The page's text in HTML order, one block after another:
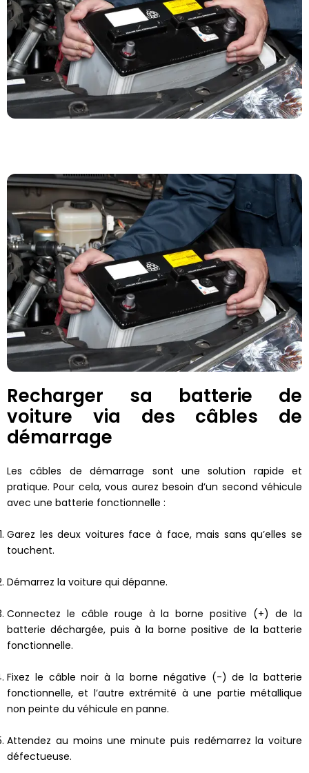
Recharger sa batterie de
voiture via des câbles de
démarrage
Les câbles de démarrage sont une solution rapide et
pratique. Pour cela, vous aurez besoin d’un second véhicule
avec une batterie fonctionnelle :
Garez les deux voitures face à face, mais sans qu’elles se
touchent.
Démarrez la voiture qui dépanne.
Connectez le câble rouge à la borne positive (+) de la
batterie déchargée, puis à la borne positive de la batterie
fonctionnelle.
Fixez le câble noir à la borne négative (-) de la batterie
fonctionnelle, et l’autre extrémité à une partie métallique
non peinte du véhicule en panne.
Attendez au moins une minute puis redémarrez la voiture
défectueuse.